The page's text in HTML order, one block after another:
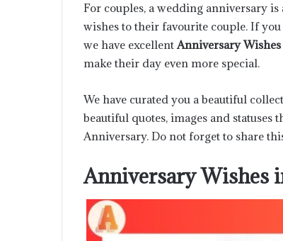
For couples, a wedding anniversary
wishes to their favourite couple. If
we have excellentAnniversary
make their day even more special.
We have curated you a beautiful
beautiful quotes, images and
Anniversary. Do not forget to share
Anniversary Wishes